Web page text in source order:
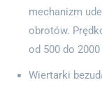
mechanizm
obrotów.
od 500 do
Wiertarki